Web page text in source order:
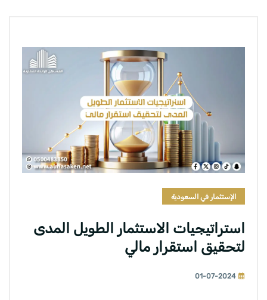
الإستثمار في السعودية
استراتيجيات الاستثمار الطويل المدى
لتحقيق استقرار مالي
01-07-2024